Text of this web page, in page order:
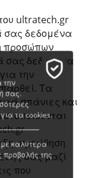
ultratech.gr
σας δεδομένα
προσώπων
σας δεδομένα
την
Τα
σπάνιες και
προώθηση
σας μαζί
που
την
σας.
τα cookies.
καλύτερα
προβολής της